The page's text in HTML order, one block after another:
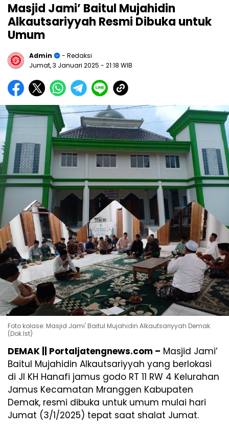
Masjid Jami’ Baitul Mujahidin
Alkautsariyyah Resmi Dibuka untuk
Umum
Admin
- Redaksi
Jumat, 3 Januari 2025 - 21:18 WIB
Foto kolase: Masjid Jami' Baitul Mujahidin Alkautsariyyah Demak.
(Dok.Ist)
DEMAK || Portaljatengnews.com – Masjid Jami’
Baitul Mujahidin Alkautsariyyah yang berlokasi
di Jl KH Hanafi jamus godo RT 11 RW 4 Kelurahan
Jamus Kecamatan Mranggen Kabupaten
Demak, resmi dibuka untuk umum mulai hari
Jumat (3/1/2025) tepat saat shalat Jumat.